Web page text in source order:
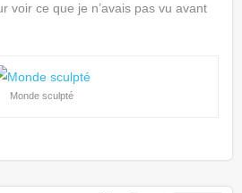
voir ce que je n’avais pas vu avant
Monde sculpté